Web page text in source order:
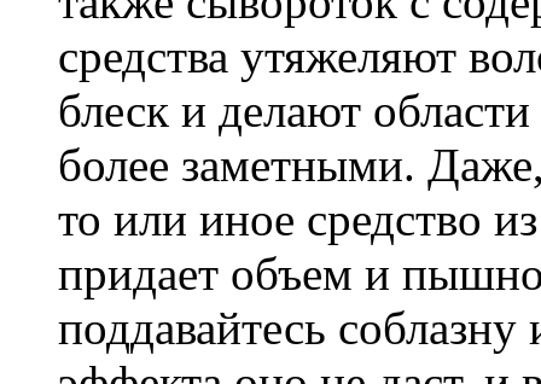
средства утяжеляют
блеск и делают
более заметными.
то или иное средство
придает объем и
поддавайтесь